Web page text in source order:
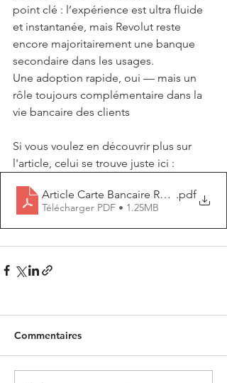
point clé : l’expérience est ultra fluide
et instantanée, mais Revolut reste
encore majoritairement une banque
secondaire dans les usages.
Une adoption rapide, oui — mais un
rôle toujours complémentaire dans la
vie bancaire des clients
Si vous voulez en découvrir plus sur
l'article, celui se trouve juste ici :
Article Carte Bancaire Revolut
.pdf
Télécharger PDF • 1.25MB
Commentaires